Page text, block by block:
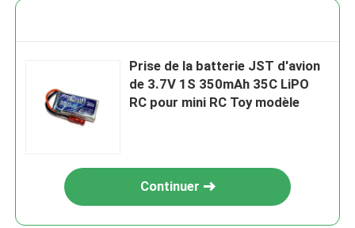
Prise de la batterie JST d'avion
de 3.7V 1S 350mAh 35C LiPO
RC pour mini RC Toy modèle
Continuer